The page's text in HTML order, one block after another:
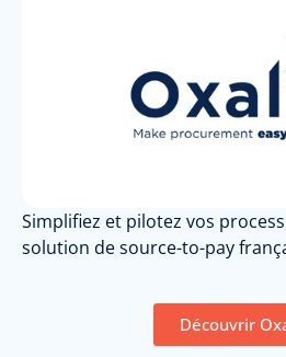
Simplifiez et pilotez vos
solution de source-to-pay
Découvrir